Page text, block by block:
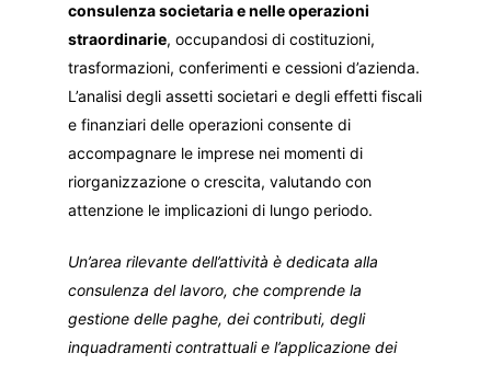
consulenza societaria e nelle operazioni
straordinarie, occupandosi di costituzioni,
trasformazioni, conferimenti e cessioni d’azienda.
L’analisi degli assetti societari e degli effetti fiscali
e finanziari delle operazioni consente di
accompagnare le imprese nei momenti di
riorganizzazione o crescita, valutando con
attenzione le implicazioni di lungo periodo.
Un’area rilevante dell’attività è dedicata alla
consulenza del lavoro, che comprende la
gestione delle paghe, dei contributi, degli
inquadramenti contrattuali e l’applicazione dei